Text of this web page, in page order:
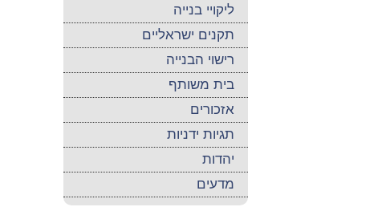
ליקויי בנייה
תקנים ישראליים
רישוי הבנייה
בית משותף
אזכורים
תגיות ידניות
יהדות
מדעים